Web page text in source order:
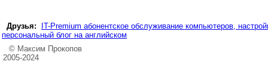
Друзья:
IT-Premium абонентское обслуживание компьютеров,
персональный блог на английском
© Максим Прокопов
2005-2024